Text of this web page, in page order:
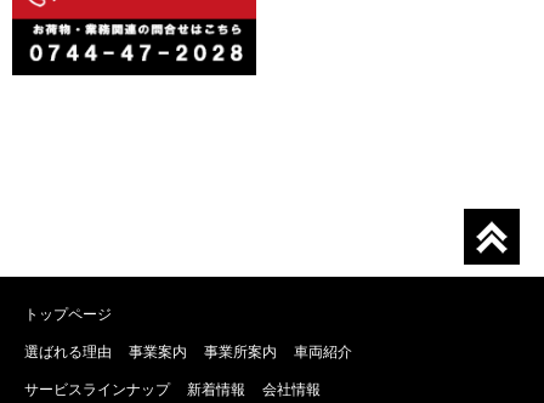
トップページ
選ばれる理由 事業案内 事業所案内 車両紹介
サービスラインナップ 新着情報 会社情報